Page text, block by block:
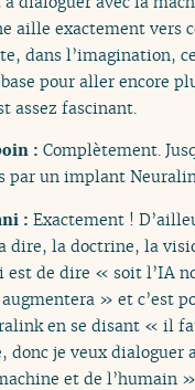
aille exactement vers
dans l’imagination,
pour aller encore
assez fascinant.
:Complètement.
par un implant
:Exactement !
dire, la doctrine, la
est de dire « soit l’IA
» et c’est
en se disant « il
donc je veux dialoguer
et de l’humain